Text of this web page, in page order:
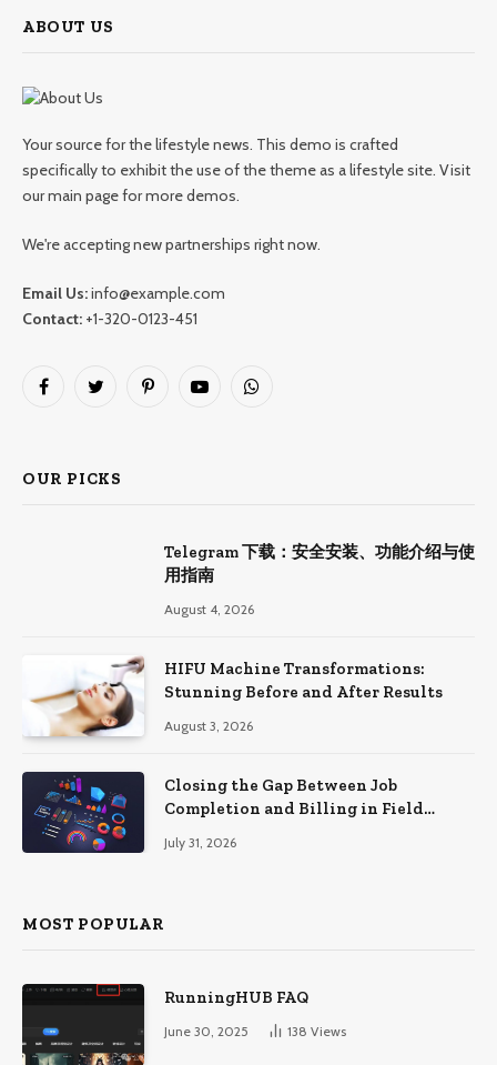
ABOUT US
Your source for the lifestyle news. This demo is crafted
specifically to exhibit the use of the theme as a lifestyle site. Visit
our main page for more demos.
We're accepting new partnerships right now.
Email Us:info@example.com
Contact: +1-320-0123-451
FacebookTwitter PinterestYouTubeWhatsApp
OUR PICKS
Telegram 下载：安全安装、功能介绍与使
用指南
August 4, 2026
HIFU Machine Transformations:
Stunning Before and After Results
August 3, 2026
Closing the Gap Between Job
Completion and Billing in Field
July 31, 2026
MOST POPULAR
RunningHUB FAQ
June 30, 2025 138 Views